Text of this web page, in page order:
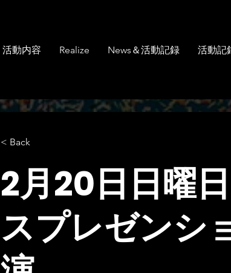
活動内容 Realize News＆活動記録 活動記
< Back
2月20日日曜
スプレゼンシ